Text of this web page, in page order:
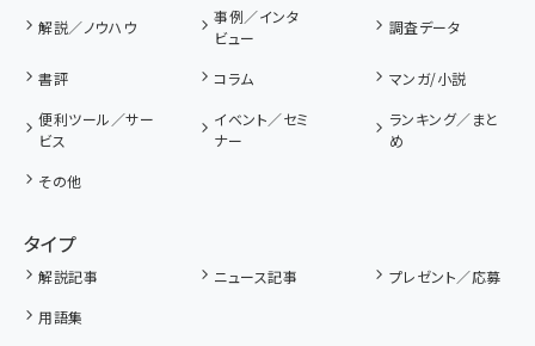
解説／ノウハウ
事例／インタ
ビュー
調査データ
書評 コラム
マンガ/小説
便利ツール／サー
ビス
イベント／セミ
ナー
ランキング／まと
め
その他
タイプ
解説記事 ニュース記事
プレゼント／応募
用語集